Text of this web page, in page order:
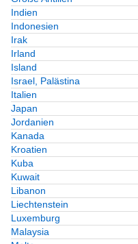
Indien
Indonesien
Irak
Irland
Island
Israel, Palästina
Italien
Japan
Jordanien
Kanada
Kroatien
Kuba
Kuwait
Libanon
Liechtenstein
Luxemburg
Malaysia